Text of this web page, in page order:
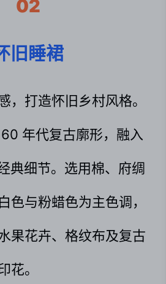
02
旧睡裙
，打造怀旧乡村风格。
年代复古廓形，融入
典细节。选用棉、府绸
色与粉蜡色为主色调，
果花卉、格纹布及复古
花。